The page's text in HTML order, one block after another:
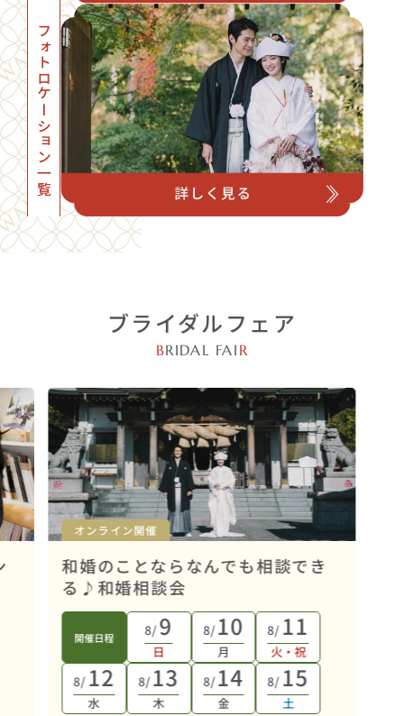
フォトロケーション一覧
ブライダルフェア
BRIDAL FAI R
オンライン開催
和婚のことならなんでも相談でき
る♪和婚相談会
開催日程 8/9
日
8/10
月
8/ 11
火・祝
8/ 12
水
8/13
木
8/14
金
8/ 15
土